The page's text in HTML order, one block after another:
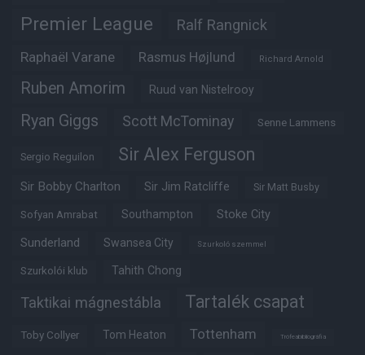
Premier League Ralf Rangnick
Raphaël Varane Rasmus Højlund Richard Arnold
Ruben Amorim Ruud van Nistelrooy
Ryan Giggs Scott McTominay Senne Lammens
Sergio Reguilon Sir Alex Ferguson
Sir Bobby Charlton Sir Jim Ratcliffe Sir Matt Busby
Sofyan Amrabat Southampton Stoke City
Sunderland Swansea City Szurkoló szemmel
Szurkolói klub Tahith Chong
Taktikai mágnestábla Tartalék csapat
Toby Collyer Tom Heaton Tottenham Trófeabibliográfia